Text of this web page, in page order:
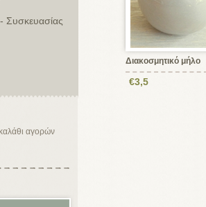
Συσκευασίας
αγορών
Διακοσμητικό μήλο
€3,5